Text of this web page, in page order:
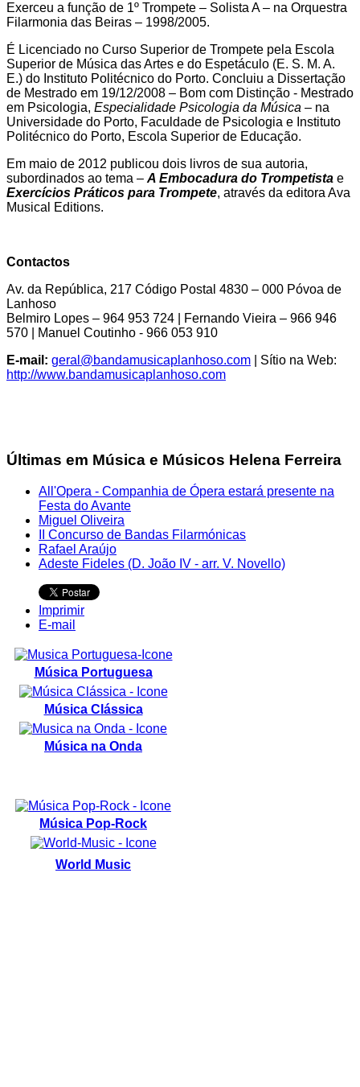
Exerceu a função de 1º Trompete – Solista A – na Orquestra
Filarmonia das Beiras – 1998/2005.
É Licenciado no Curso Superior de Trompete pela Escola
Superior de Música das Artes e do Espetáculo (E. S. M. A.
E.) do Instituto Politécnico do Porto. Concluiu a Dissertação
de Mestrado em 19/12/2008 – Bom com Distinção - Mestrado
em Psicologia, Especialidade Psicologia da Música – na
Universidade do Porto, Faculdade de Psicologia e Instituto
Politécnico do Porto, Escola Superior de Educação.
Em maio de 2012 publicou dois livros de sua autoria,
subordinados ao tema – A Embocadura do Trompetista e
Exercícios Práticos para Trompete, através da editora Ava
Musical Editions.
Contactos
Av. da República, 217 Código Postal 4830 – 000 Póvoa de
Lanhoso
Belmiro Lopes – 964 953 724 | Fernando Vieira – 966 946
570 | Manuel Coutinho - 966 053 910
E-mail: geral@bandamusicaplanhoso.com | Sítio na Web:
http://www.bandamusicaplanhoso.com
Últimas em Música e Músicos Helena Ferreira
All'Opera - Companhia de Ópera estará presente na
Festa do Avante
Miguel Oliveira
II Concurso de Bandas Filarmónicas
Rafael Araújo
Adeste Fideles (D. João IV - arr. V. Novello)
Imprimir
E-mail
Música Portuguesa
Música Clássica
Música na Onda
Música Pop-Rock
World Music